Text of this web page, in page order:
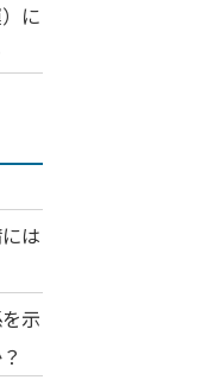
に
は
示